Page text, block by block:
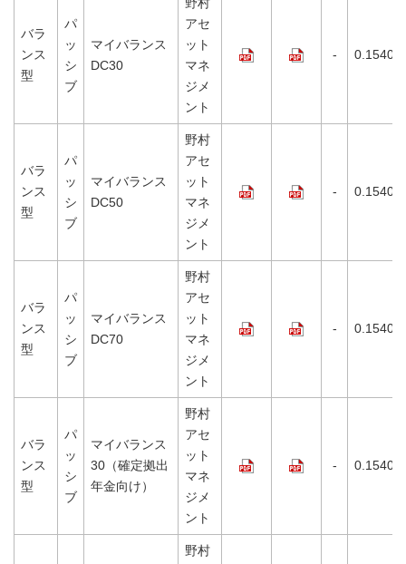
バラ
ンス
型
パ
ッ
シ
ブ
マイバランス
DC30
野村
アセ
ット
マネ
ジメ
ント
- 0.1540%
バラ
ンス
型
パ
ッ
シ
ブ
マイバランス
DC50
野村
アセ
ット
マネ
ジメ
ント
- 0.1540%
バラ
ンス
型
パ
ッ
シ
ブ
マイバランス
DC70
野村
アセ
ット
マネ
ジメ
ント
- 0.1540%
バラ
ンス
型
パ
ッ
シ
ブ
マイバランス
30（確定拠出
年金向け）
野村
アセ
ット
マネ
ジメ
ント
- 0.1540%
野村